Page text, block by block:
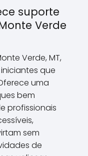
suporte
Verde
Verde, MT,
que
uma
bem
profissionais
sem
de